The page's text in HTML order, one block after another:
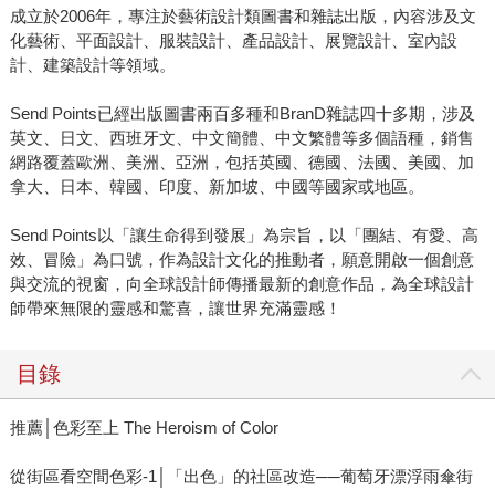
成立於2006年，專注於藝術設計類圖書和雜誌出版，內容涉及文
化藝術、平面設計、服裝設計、產品設計、展覽設計、室內設
計、建築設計等領域。
Send Points已經出版圖書兩百多種和BranD雜誌四十多期，涉及
英文、日文、西班牙文、中文簡體、中文繁體等多個語種，銷售
網路覆蓋歐洲、美洲、亞洲，包括英國、德國、法國、美國、加
拿大、日本、韓國、印度、新加坡、中國等國家或地區。
Send Points以「讓生命得到發展」為宗旨，以「團結、有愛、高
效、冒險」為口號，作為設計文化的推動者，願意開啟一個創意
與交流的視窗，向全球設計師傳播最新的創意作品，為全球設計
師帶來無限的靈感和驚喜，讓世界充滿靈感！
目錄
推薦│色彩至上 The Heroism of Color
從街區看空間色彩-1│「出色」的社區改造──葡萄牙漂浮雨傘街